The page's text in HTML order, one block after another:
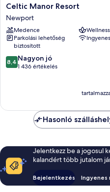
Celtic
Manor
Resort
Newport
Celtic Manor Resort
Newport
Medence
Parkolási lehetőség
biztosított
8.4
ennyiből:
értékelés
8,4 Nagyon jó
1 436 értékelés
Hasonló
Jelentkezz be a jogosul
kalandért több jutalom
Bejelentkezés Ingyenes